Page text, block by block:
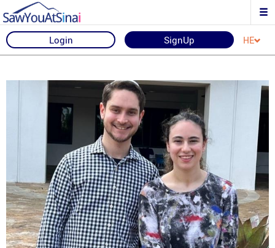
Login SignUp HE